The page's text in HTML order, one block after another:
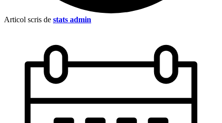
Articol scris de stats admin